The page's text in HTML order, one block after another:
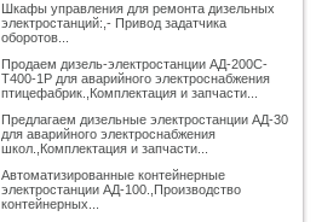
Шкафы управления для ремонта дизельных
электростанций:,- Привод задатчика
оборотов...
Продаем дизель-электростанции АД-200С-
Т400-1Р для аварийного электроснабжения
птицефабрик.,Комплектация и запчасти...
Предлагаем дизельные электростанции АД-30
для аварийного электроснабжения
школ.,Комплектация и запчасти...
Автоматизированные контейнерные
электростанции АД-100.,Производство
контейнерных...